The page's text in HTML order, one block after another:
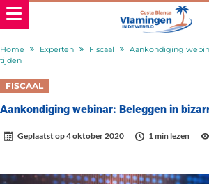
Home Experten Fiscaal
Aankondiging
tijden
FISCAAL
Aankondiging webinar: Beleggen in
Geplaatst op4 oktober 2020 1 min lezen